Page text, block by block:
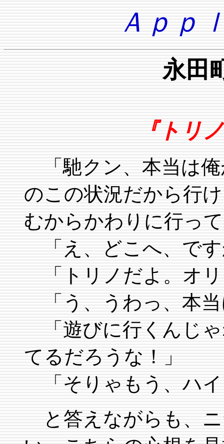
Ａｐｐ
永田
『トリ
「馳クン、本当は
のこの状況だから行
むからかわりに行っ
「え、どこへ、で
「トリノだよ。オ
「う、うわっ、本
「遊びに行くんじ
てるだろうな！」
「そりゃもう、ハ
と答えながらも、